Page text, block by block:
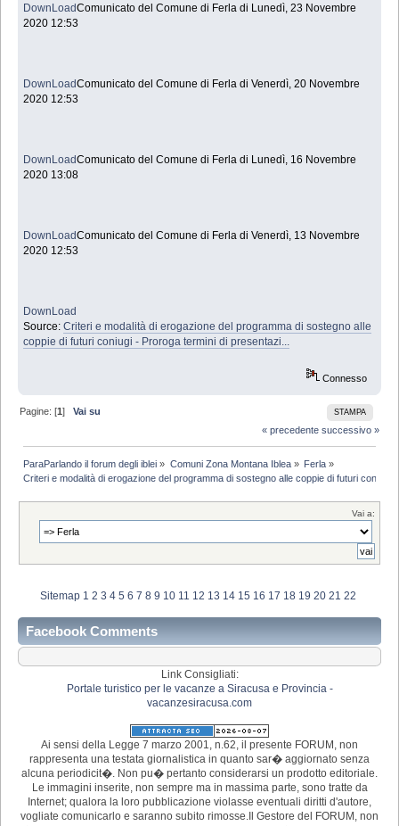
DownLoadComunicato del Comune di Ferla di Lunedì, 23 Novembre
2020 12:53
DownLoadComunicato del Comune di Ferla di Venerdì, 20 Novembre
2020 12:53
DownLoadComunicato del Comune di Ferla di Lunedì, 16 Novembre
2020 13:08
DownLoadComunicato del Comune di Ferla di Venerdì, 13 Novembre
2020 12:53
DownLoad
Source:Criteri e modalità di erogazione del programma di sostegno alle
coppie di futuri coniugi - Proroga termini di presentazi...
Connesso
STAMPA
Pagine: [1]Vai su
« precedente successivo »
ParaParlando il forum degli iblei » Comuni Zona Montana Iblea» Ferla»
Criteri e modalità di erogazione del programma di sostegno alle coppie di futuri coniugi
Vai a:
Sitemap 1 2 3 4 5 6 7 8 9 10 11 12 13 14 15 16 17 18 19 20 21 22
Facebook Comments
Link Consigliati:
Portale turistico per le vacanze a Siracusa e Provincia -
vacanzesiracusa.com
Ai sensi della Legge 7 marzo 2001, n.62, il presente FORUM, non
rappresenta una testata giornalistica in quanto sar� aggiornato senza
alcuna periodicit�. Non pu� pertanto considerarsi un prodotto editoriale.
Le immagini inserite, non sempre ma in massima parte, sono tratte da
Internet; qualora la loro pubblicazione violasse eventuali diritti d'autore,
vogliate comunicarlo e saranno subito rimosse.Il Gestore del FORUM, non